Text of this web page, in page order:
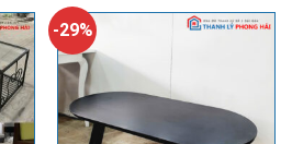
-29%